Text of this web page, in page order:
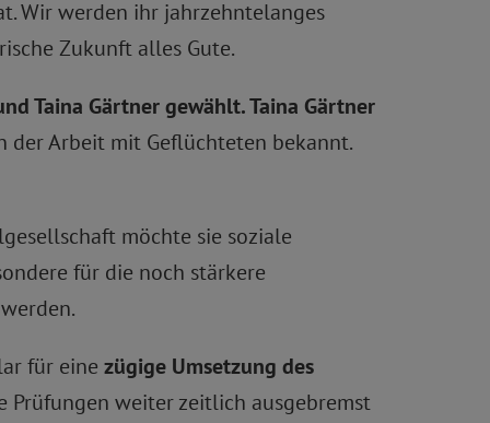
Wir werden ihr jahrzehntelanges
Zukunft alles Gute.
Taina Gärtner gewählt.Taina Gärtner
Arbeit mit Geflüchteten bekannt.
möchte sie soziale
für die noch stärkere
für eine zügige Umsetzung des
Prüfungen weiter zeitlich ausgebremst